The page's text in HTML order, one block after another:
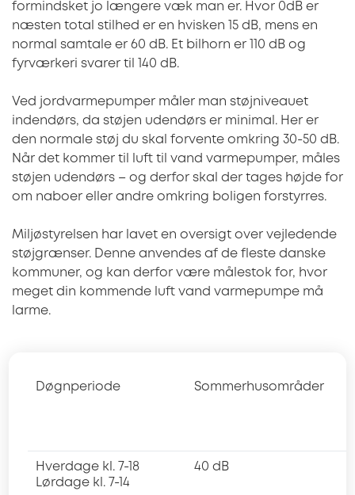
formindsket jo længere væk man er. Hvor 0dB er
næsten total stilhed er en hvisken 15 dB, mens en
normal samtale er 60 dB. Et bilhorn er 110 dB og
fyrværkeri svarer til 140 dB.
Ved jordvarmepumper måler man støjniveauet
indendørs, da støjen udendørs er minimal. Her er
den normale støj du skal forvente omkring 30-50 dB.
Når det kommer til luft til vand varmepumper, måles
støjen udendørs – og derfor skal der tages højde for
om naboer eller andre omkring boligen forstyrres.
Miljøstyrelsen har lavet en oversigt over vejledende
støjgrænser. Denne anvendes af de fleste danske
kommuner, og kan derfor være målestok for, hvor
meget din kommende luft vand varmepumpe må
larme.
Døgnperiode Sommerhusområder
Hverdage kl. 7-18
Lørdage kl. 7-14
40 dB